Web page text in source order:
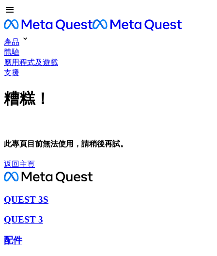
產品
體驗
應用程式及遊戲
支援
糟糕！
此專頁目前無法使用，請稍後再試。
返回主頁
QUEST 3S
QUEST 3
配件